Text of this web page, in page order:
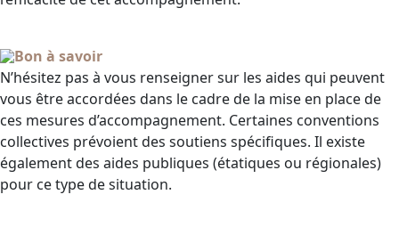
Bon à savoir
N’hésitez pas à vous renseigner sur les aides qui peuvent
vous être accordées dans le cadre de la mise en place de
ces mesures d’accompagnement. Certaines conventions
collectives prévoient des soutiens spécifiques. Il existe
également des aides publiques (étatiques ou régionales)
pour ce type de situation.